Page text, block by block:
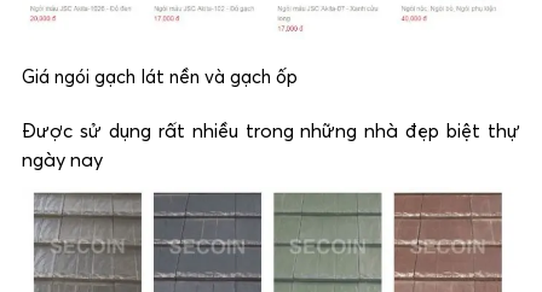
Giá ngói gạch lát nền và gạch ốp
Được sử dụng rất nhiều trong những nhà đẹp biệt thự
ngày nay